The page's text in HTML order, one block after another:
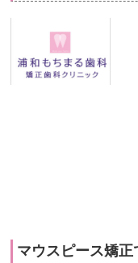
マウスピース矯